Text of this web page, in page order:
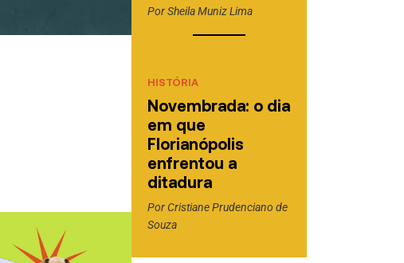
PorSheila Muniz Lima
HISTÓRIA
Novembrada: o dia
em que
Florianópolis
enfrentou a
ditadura
PorCristiane Prudenciano de
Souza